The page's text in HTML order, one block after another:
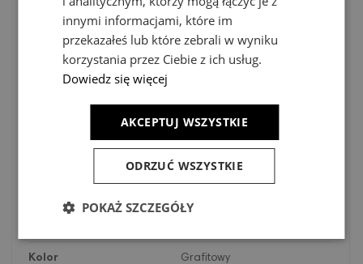
1382GR
~806lm
Odlew aluminiowy malowany
Kolor Grafitowy
innymi informacjami, które im
przekazałeś lub które zebrali w wyniku
korzystania przez Ciebie z ich usług.
Dowiedz się więcej
AKCEPTUJ WSZYSTKIE
ODRZUĆ WSZYSTKIE
POKAŻ SZCZEGÓŁY